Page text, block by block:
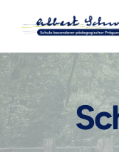
content